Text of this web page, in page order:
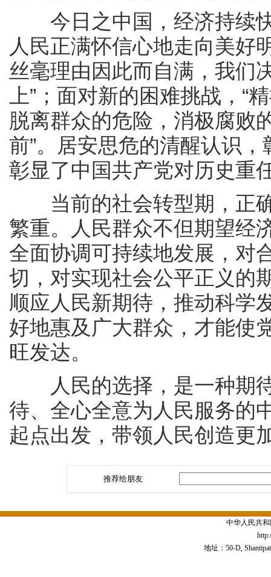
今日之中国，经济持续快
人民正满怀信心地走向美好
丝毫理由因此而自满，我们
上”；面对新的困难挑战，“
脱离群众的危险，消极腐败
前”。居安思危的清醒认识
彰显了中国共产党对历史重
当前的社会转型期，正确
繁重。人民群众不但期望经
全面协调可持续地发展，对
切，对实现社会公平正义的
顺应人民新期待，推动科学
好地惠及广大群众，才能使
旺发达。
人民的选择，是一种期待
待、全心全意为人民服务的
起点出发，带领人民创造更
推荐给朋友
中华人民共
地址：50-D,